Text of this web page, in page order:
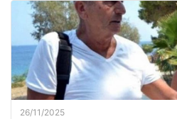
26/11/2025